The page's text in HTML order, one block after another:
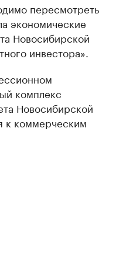
пересмотреть
экономические
Новосибирской
инвестора».
комплекс
Новосибирской
к коммерческим